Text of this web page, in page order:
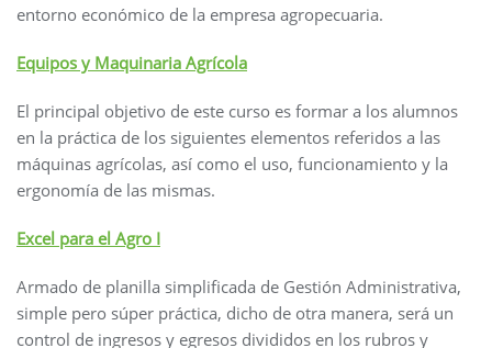
entorno económico de la empresa agropecuaria.
Equipos y Maquinaria Agrícola
El principal objetivo de este curso es formar a los alumnos
en la práctica de los siguientes elementos referidos a las
máquinas agrícolas, así como el uso, funcionamiento y la
ergonomía de las mismas.
Excel para el Agro I
Armado de planilla simplificada de Gestión Administrativa,
simple pero súper práctica, dicho de otra manera, será un
control de ingresos y egresos divididos en los rubros y